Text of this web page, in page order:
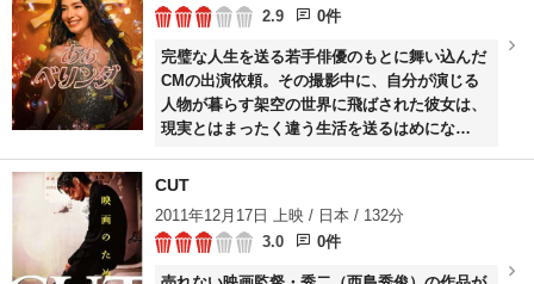
2.9
0件
完璧な人生を送る若手俳優のもとに舞い込んだ
CMの出演依頼。その撮影中に、自分が演じる
人物が暮らす架空の世界に飛ばされた彼女は、
現実とはまったく違う生活を送るはめにな
CUT
2011年12月17日 上映 / 日本 / 132分
3.0
0件